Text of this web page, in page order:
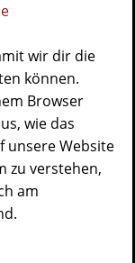
wir dir die
können.
Browser
wie das
unsere Website
zu verstehen,
am